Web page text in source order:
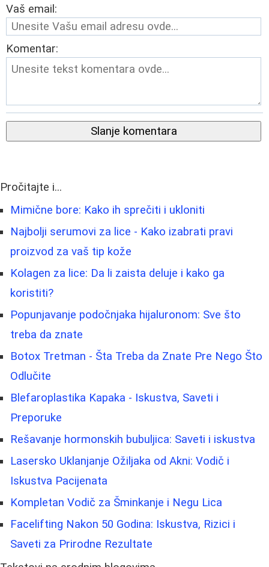
Vaš email:
Komentar:
Slanje komentara
Pročitajte i...
Mimične bore: Kako ih sprečiti i ukloniti
Najbolji serumovi za lice - Kako izabrati pravi
proizvod za vaš tip kože
Kolagen za lice: Da li zaista deluje i kako ga
koristiti?
Popunjavanje podočnjaka hijaluronom: Sve što
treba da znate
Botox Tretman - Šta Treba da Znate Pre Nego Što
Odlučite
Blefaroplastika Kapaka - Iskustva, Saveti i
Preporuke
Rešavanje hormonskih bubuljica: Saveti i iskustva
Lasersko Uklanjanje Ožiljaka od Akni: Vodič i
Iskustva Pacijenata
Kompletan Vodič za Šminkanje i Negu Lica
Facelifting Nakon 50 Godina: Iskustva, Rizici i
Saveti za Prirodne Rezultate